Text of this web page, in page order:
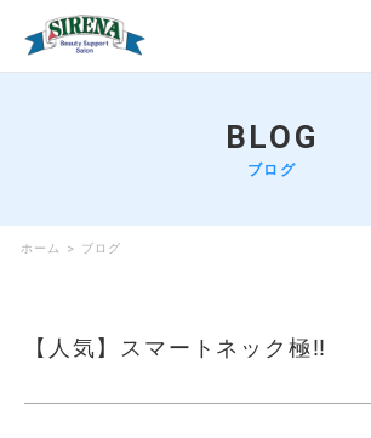
BLOG
ブログ
ホーム > ブログ
【人気】スマートネック極‼️